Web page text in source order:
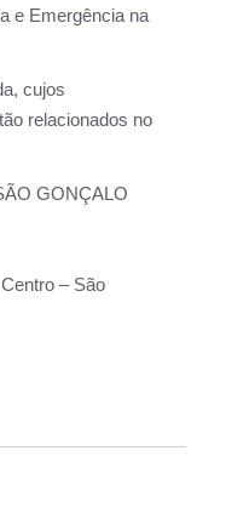
e Emergência na
cujos
relacionados no
GONÇALO
– São